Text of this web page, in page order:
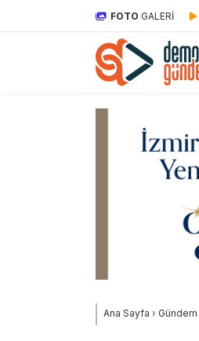
FOTO GALERİ
Ana Sayfa › Gündem